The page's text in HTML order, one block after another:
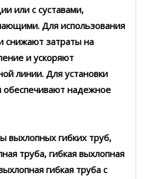
или с суставами,
Для использования
снижают затраты на
и ускоряют
линии. Для установки
обеспечивают надежное
выхлопных гибких труб,
труба, гибкая выхлопная
гибкая труба с